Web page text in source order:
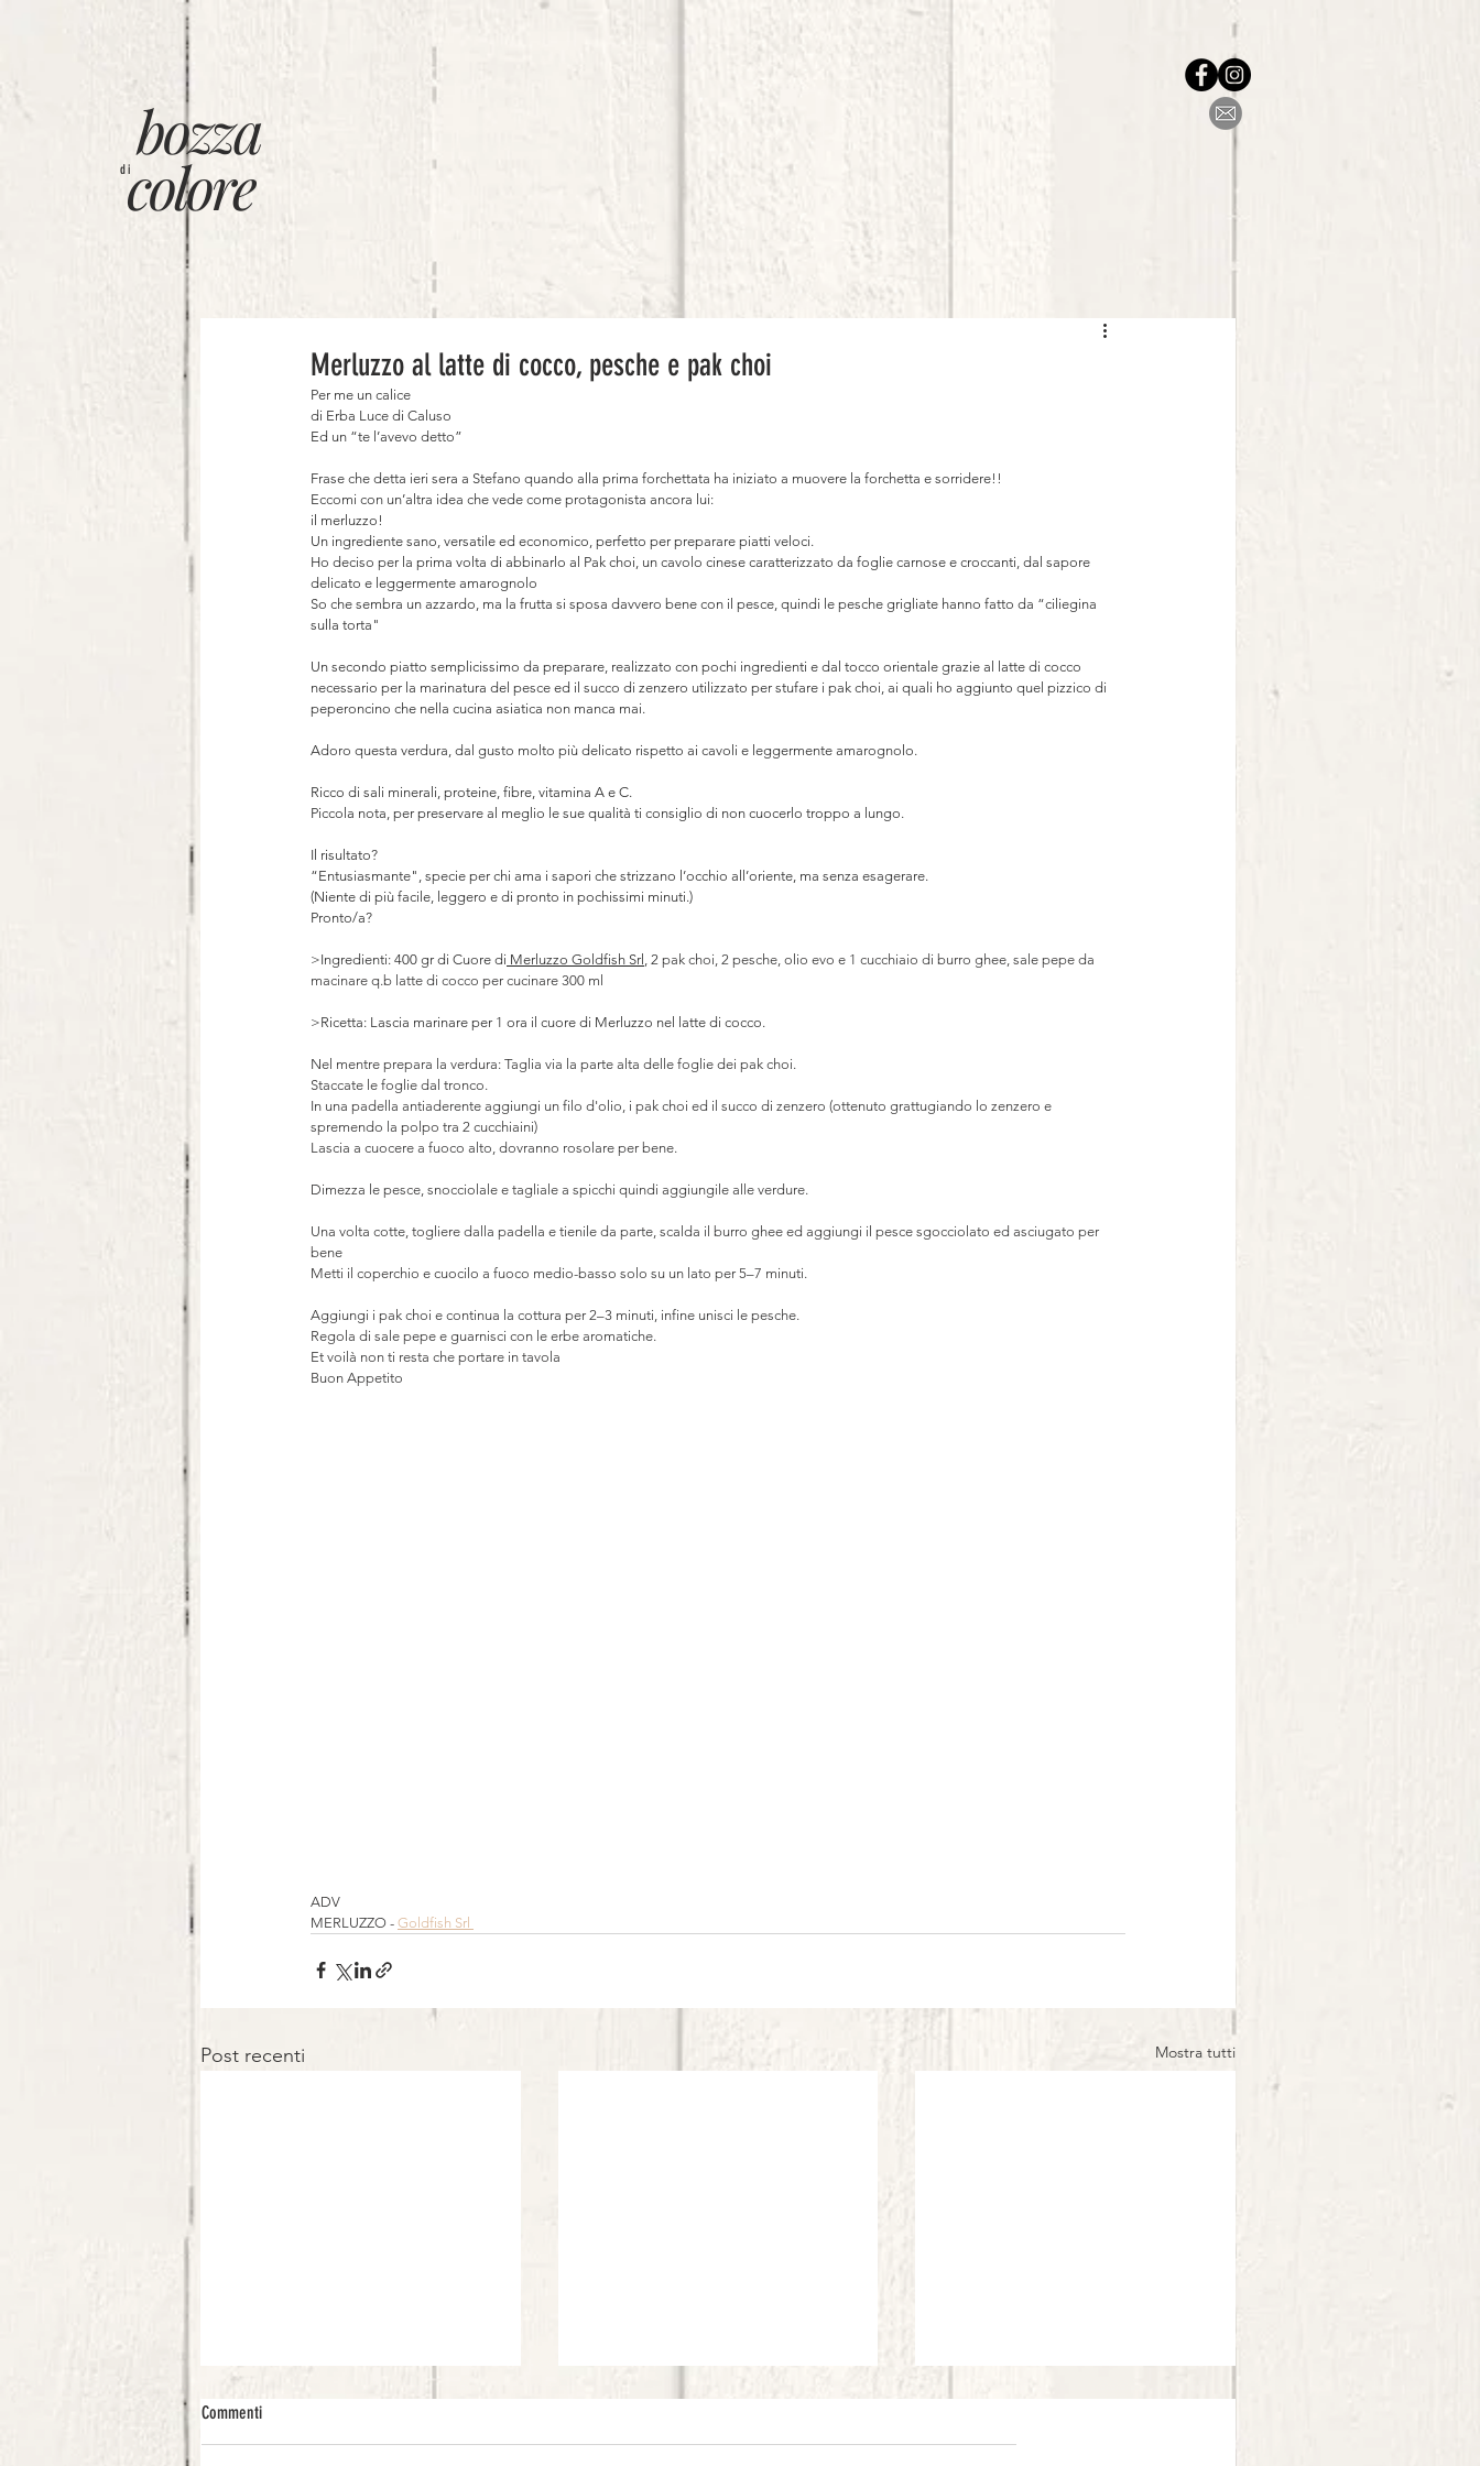
bozza
colore
di
Merluzzo al latte di cocco, pesche e pak choi
Per me un calice⠀
di Erba Luce di Caluso ⠀
Ed un “te l’avevo detto”⠀
Frase che detta ieri sera a Stefano quando alla prima forchettata ha iniziato a muovere la forchetta e sorridere!!⠀
Eccomi con un’altra idea che vede come protagonista ancora lui: ⠀
il merluzzo! ⠀
Un ingrediente sano, versatile ed economico, perfetto per preparare piatti veloci. ⠀
Ho deciso per la prima volta di abbinarlo al Pak choi, un cavolo cinese caratterizzato da foglie carnose e croccanti, dal sapore
delicato e leggermente amarognolo⠀
So che sembra un azzardo, ma la frutta si sposa davvero bene con il pesce, quindi le pesche grigliate hanno fatto da “ciliegina
sulla torta"⠀
Un secondo piatto semplicissimo da preparare, realizzato con pochi ingredienti e dal tocco orientale grazie al latte di cocco
necessario per la marinatura del pesce ed il succo di zenzero utilizzato per stufare i pak choi, ai quali ho aggiunto quel pizzico di
peperoncino che nella cucina asiatica non manca mai.⠀
Adoro questa verdura, dal gusto molto più delicato rispetto ai cavoli e leggermente amarognolo. ⠀
Ricco di sali minerali, proteine, fibre, vitamina A e C.⠀
Piccola nota, per preservare al meglio le sue qualità ti consiglio di non cuocerlo troppo a lungo. ⠀
Il risultato?⠀
“Entusiasmante", specie per chi ama i sapori che strizzano l’occhio all’oriente, ma senza esagerare.⠀
(Niente di più facile, leggero e di pronto in pochissimi minuti.) ⠀
Pronto/a?
>Ingredienti: 400 gr di Cuore di Merluzzo Goldfish Srl , 2 pak choi, 2 pesche, olio evo e 1 cucchiaio di burro ghee, sale pepe da
macinare q.b latte di cocco per cucinare 300 ml
>Ricetta: Lascia marinare per 1 ora il cuore di Merluzzo nel latte di cocco.
Nel mentre prepara la verdura: Taglia via la parte alta delle foglie dei pak choi.
Staccate le foglie dal tronco.
In una padella antiaderente aggiungi un filo d'olio, i pak choi ed il succo di zenzero (ottenuto grattugiando lo zenzero e
spremendo la polpo tra 2 cucchiaini)
Lascia a cuocere a fuoco alto, dovranno rosolare per bene.
Dimezza le pesce, snocciolale e tagliale a spicchi quindi aggiungile alle verdure.
Una volta cotte, togliere dalla padella e tienile da parte, scalda il burro ghee ed aggiungi il pesce sgocciolato ed asciugato per
bene
Metti il coperchio e cuocilo a fuoco medio-basso solo su un lato per 5–7 minuti.
Aggiungi i pak choi e continua la cottura per 2–3 minuti, infine unisci le pesche.
Regola di sale pepe e guarnisci con le erbe aromatiche.
Et voilà non ti resta che portare in tavola
Buon Appetito
ADV
MERLUZZO - Goldfish Srl
Post recenti Mostra tutti
Commenti